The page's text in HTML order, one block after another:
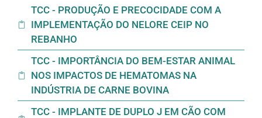
TCC - PRODUÇÃO E PRECOCIDADE COM A
IMPLEMENTAÇÃO DO NELORE CEIP NO
REBANHO
TCC - IMPORTÂNCIA DO BEM-ESTAR ANIMAL
NOS IMPACTOS DE HEMATOMAS NA
INDÚSTRIA DE CARNE BOVINA
TCC - IMPLANTE DE DUPLO J EM CÃO COM